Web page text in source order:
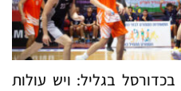
בגליל: ויש עולות